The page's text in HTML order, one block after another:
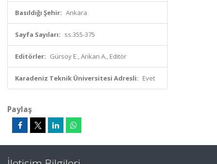
Basıldığı Şehir: Ankara
Sayfa Sayıları: ss.355-375
Editörler: Gürsoy E., Arıkan A., Editör
Karadeniz Teknik Üniversitesi Adresli: Evet
Paylaş